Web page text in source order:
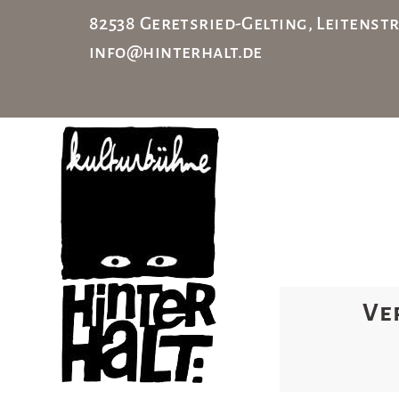
82538 Geretsried-Gelting,
info@hinterhalt.de